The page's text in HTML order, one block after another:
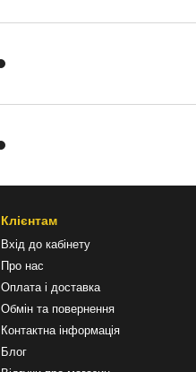
Клієнтам
Вхід до кабінету
Про нас
Оплата і доставка
Обмін та повернення
Контактна інформація
Блог